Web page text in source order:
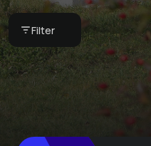
Filter
Frühstückskorb
CHF 75 -Bergkultur -
Ferienwohnungen